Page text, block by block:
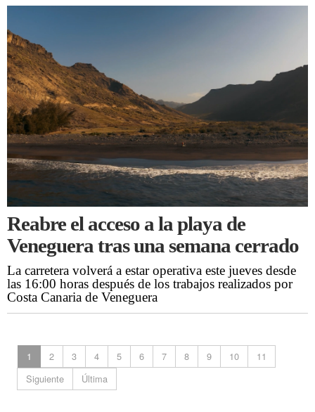
Reabre el acceso a la playa de
Veneguera tras una semana cerrado
La carretera volverá a estar operativa este jueves desde
las 16:00 horas después de los trabajos realizados por
Costa Canaria de Veneguera
1 2 3 4 5 6 7 8 9 10
11
Siguiente
Última